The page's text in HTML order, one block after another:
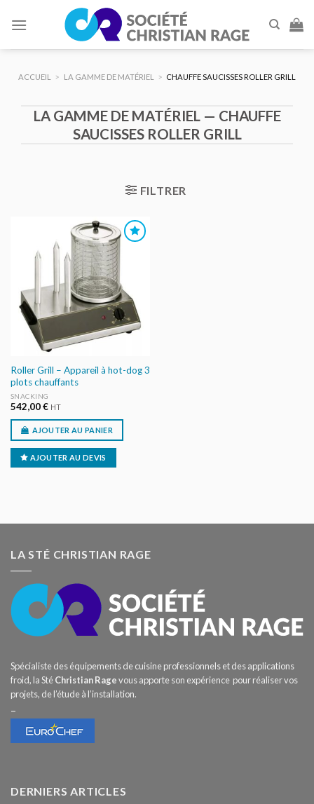
ACCUEIL > LA GAMME DE MATÉRIEL > CHAUFFE SAUCISSES ROLLER GRILL
LA GAMME DE MATÉRIEL — CHAUFFE
SAUCISSES ROLLER GRILL
FILTRER
AJOUTER
AU DEVIS
Roller Grill – Appareil à hot-dog 3
plots chauffants
SNACKING
542,00€ HT
AJOUTER AU PANIER
AJOUTER AU DEVIS
LA STÉ CHRISTIAN RAGE
Spécialiste des équipements de cuisine professionnels et des applications
froid, la StéChristian Ragevous apporte son expérience pour réaliser vos
projets, de l’étude à l’installation.
–
DERNIERS ARTICLES